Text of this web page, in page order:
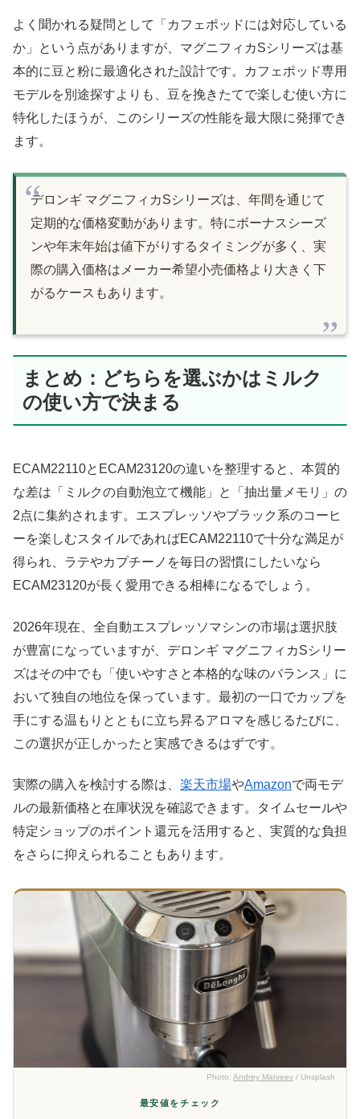
よく聞かれる疑問として「カフェポッドには対応している
か」という点がありますが、マグニフィカSシリーズは基
本的に豆と粉に最適化された設計です。カフェポッド専用
モデルを別途探すよりも、豆を挽きたてで楽しむ使い方に
特化したほうが、このシリーズの性能を最大限に発揮でき
ます。
デロンギ マグニフィカSシリーズは、年間を通じて
定期的な価格変動があります。特にボーナスシーズ
ンや年末年始は値下がりするタイミングが多く、実
際の購入価格はメーカー希望小売価格より大きく下
がるケースもあります。
まとめ：どちらを選ぶかはミルク
の使い方で決まる
ECAM22110とECAM23120の違いを整理すると、本質的
な差は「ミルクの自動泡立て機能」と「抽出量メモリ」の
2点に集約されます。エスプレッソやブラック系のコーヒ
ーを楽しむスタイルであればECAM22110で十分な満足が
得られ、ラテやカプチーノを毎日の習慣にしたいなら
ECAM23120が長く愛用できる相棒になるでしょう。
2026年現在、全自動エスプレッソマシンの市場は選択肢
が豊富になっていますが、デロンギ マグニフィカSシリー
ズはその中でも「使いやすさと本格的な味のバランス」に
おいて独自の地位を保っています。最初の一口でカップを
手にする温もりとともに立ち昇るアロマを感じるたびに、
この選択が正しかったと実感できるはずです。
実際の購入を検討する際は、 楽天市場やAmazonで両モデ
ルの最新価格と在庫状況を確認できます。タイムセールや
特定ショップのポイント還元を活用すると、実質的な負担
をさらに抑えられることもあります。
Photo: Andrey Matveev / Unsplash
最安値をチェック